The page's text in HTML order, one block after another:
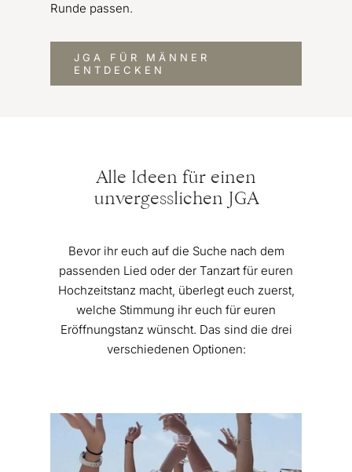
Runde passen.
JGA FÜR MÄNNER
ENTDECKEN
Alle Ideen für einen
unvergesslichen JGA
Bevor ihr euch auf die Suche nach dem
passenden Lied oder der Tanzart für euren
Hochzeitstanz macht, überlegt euch zuerst,
welche Stimmung ihr euch für euren
Eröffnungstanz wünscht. Das sind die drei
verschiedenen Optionen: